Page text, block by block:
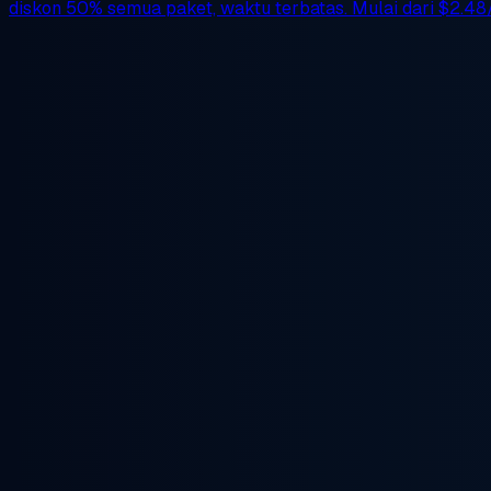
diskon 50% semua paket, waktu terbatas. Mulai dari